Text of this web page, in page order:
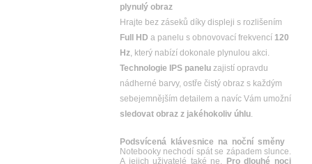
plynulý obraz
Hrajte bez záseků díky displeji s rozlišením
Full HD a panelu s obnovovací frekvencí 120
Hz, který nabízí dokonale plynulou akci.
Technologie IPS panelu zajistí opravdu
nádherné barvy, ostře čistý obraz s každým
sebejemnějším detailem a navíc Vám umožní
sledovat obraz z jakéhokoliv úhlu.
Podsvícená klávesnice na noční směny
Notebooky nechodí spát se západem slunce.
A jejich uživatelé také ne.
Pro dlouhé noci